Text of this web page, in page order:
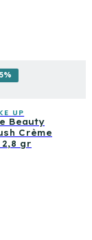
UP
Beauty
Crème
gr